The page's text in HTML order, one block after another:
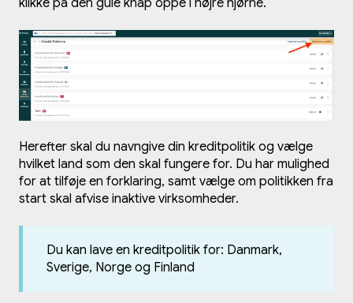
klikke på den gule knap oppe i højre hjørne.
Herefter skal du navngive din kreditpolitik og vælge
hvilket land som den skal fungere for. Du har mulighed
for at tilføje en forklaring, samt vælge om politikken fra
start skal afvise inaktive virksomheder.
Du kan lave en kreditpolitik for: Danmark,
Sverige, Norge og Finland